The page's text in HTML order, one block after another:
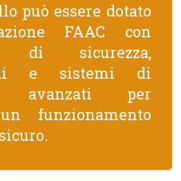
può essere dotato
FAAC con
di sicurezza,
e sistemi di
avanzati per
funzionamento